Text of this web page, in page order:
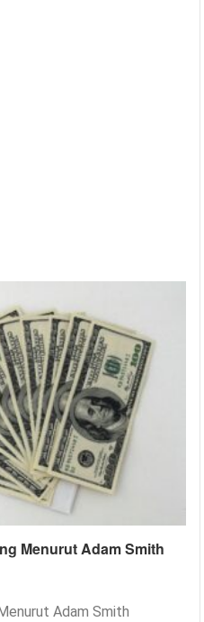
Menurut Adam Smith
Adam Smith